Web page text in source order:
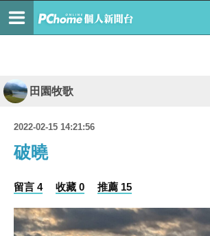
田園牧歌
2022-02-15 14:21:56
破曉
留言 4 收藏 0 推薦 15